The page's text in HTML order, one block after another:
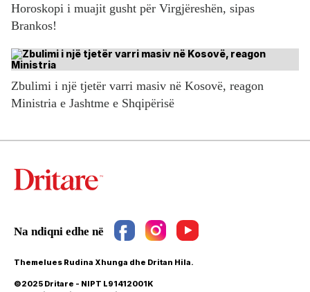
Horoskopi i muajit gusht për Virgjëreshën, sipas
Brankos!
Zbulimi i një tjetër varri masiv në Kosovë, reagon
Ministria e Jashtme e Shqipërisë
Themelues Rudina Xhunga dhe Dritan Hila.
©2025 Dritare - NIPT L91412001K